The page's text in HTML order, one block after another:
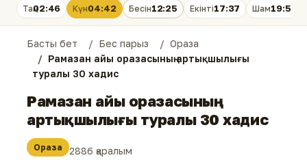
Таң02:46 Күн04:42 Бесін12:25 Екінті17:37 Шам19:58
Басты бет Бес парыз
Ораза
Рамазан айы оразасының артықшылығы
туралы 30 хадис
Рамазан айы оразасының
артықшылығы туралы 30 хадис
Ораза 2886 қаралым